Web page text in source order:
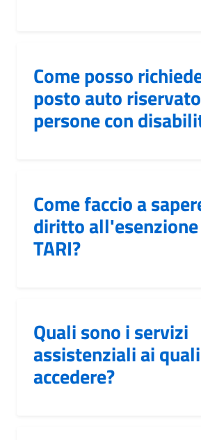
Come posso
posto auto
persone con
Come faccio a
diritto
TARI?
Quali sono i servizi
assistenziali ai
accedere?